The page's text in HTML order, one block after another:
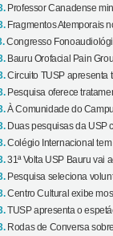
Professor Canadense
Fragmentos Atemporais
Congresso
Bauru Orofacial Pain
Circuito TUSP apresenta
Pesquisa oferece
À Comunidade do
Duas pesquisas da USP
Colégio Internacional
31ª Volta USP Bauru vai
Pesquisa seleciona
Centro Cultural exibe
TUSP apresenta o
Rodas de Conversa